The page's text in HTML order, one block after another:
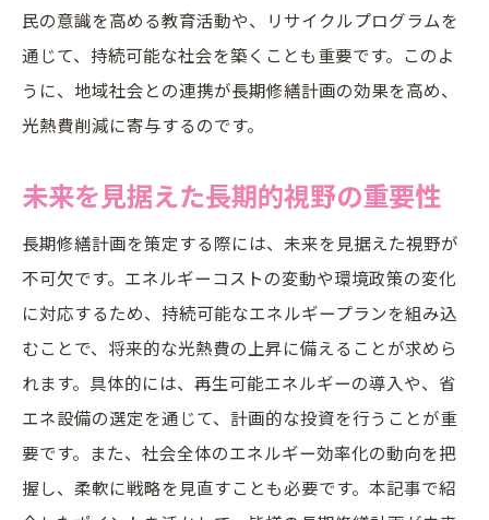
未来に続く住まい作りの新しいスタンダー
ド
民の意識を高める教育活動や、リサイクルプログラムを
通じて、持続可能な社会を築くことも重要です。このよ
うに、地域社会との連携が長期修繕計画の効果を高め、
光熱費削減に寄与するのです。
未来を見据えた長期的視野の重要性
長期修繕計画を策定する際には、未来を見据えた視野が
不可欠です。エネルギーコストの変動や環境政策の変化
に対応するため、持続可能なエネルギープランを組み込
むことで、将来的な光熱費の上昇に備えることが求めら
れます。具体的には、再生可能エネルギーの導入や、省
エネ設備の選定を通じて、計画的な投資を行うことが重
要です。また、社会全体のエネルギー効率化の動向を把
握し、柔軟に戦略を見直すことも必要です。本記事で紹